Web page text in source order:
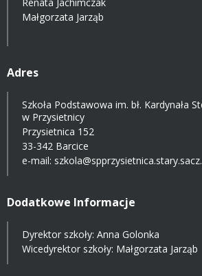
Małgorzata Jarząb
Adres
Szkoła Podstawowa im. bł. Kardynała
w Przysietnicy
Przysietnica 152
33-342 Barcice
e-mail:
Dodatkowe Informacje
Dyrektor szkoły: Anna Golonka
Wicedyrektor szkoły: Małgorzata Jarząb